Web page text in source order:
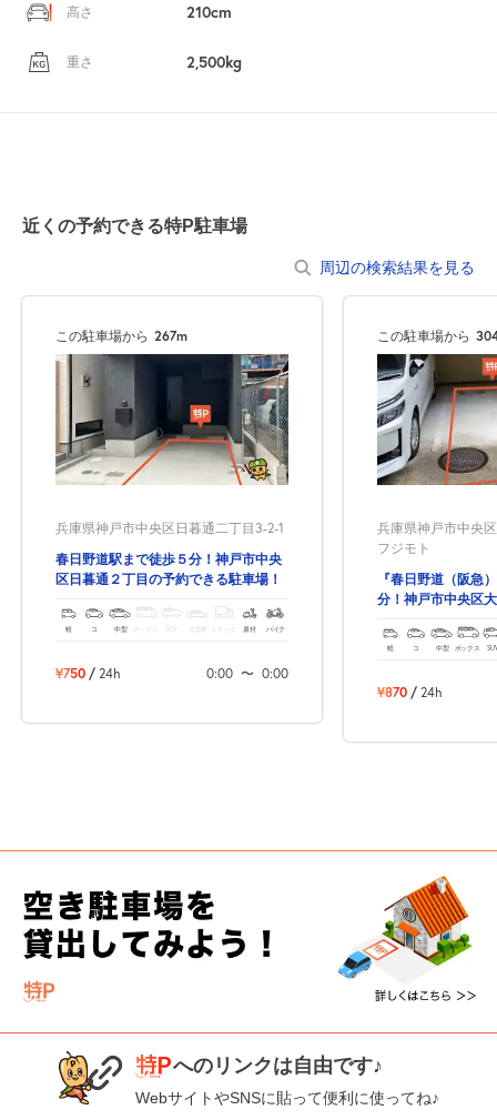
高さ 210cm
重さ 2,500kg
近くの予約できる特P駐車場
周辺の検索結果を見る
この駐車場から 267m
兵庫県神戸市中央区日暮通二丁目3-2-1
春日野道駅まで徒歩５分！神戸市中央
区日暮通２丁目の予約できる駐車場！
軽 コ 中型 ボックス SUV 大型車 トラック 原付 バイク
¥750 / 24h 0:00 〜 0:00
この駐車場から
兵庫県神戸市中央
フジモト
『春日野道（阪急
分！神戸市中央区
軽 コ 中型 ボックス
¥870 / 24h
へのリンクは自由です♪
WebサイトやSNSに貼って便利に使ってね♪